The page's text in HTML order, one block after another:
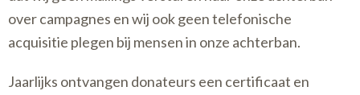
over campagnes en wij ook geen telefonische
acquisitie plegen bij mensen in onze achterban.
Jaarlijks ontvangen donateurs een certificaat en